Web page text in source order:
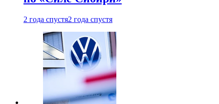
2 года спустя2 года спустя